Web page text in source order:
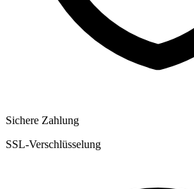
Sichere Zahlung
SSL-Verschlüsselung